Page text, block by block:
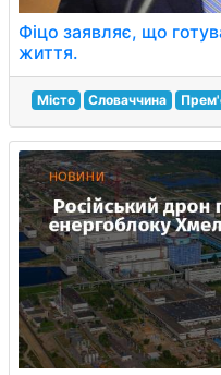
Фіцо заявляє, що
життя.
Місто Словаччина